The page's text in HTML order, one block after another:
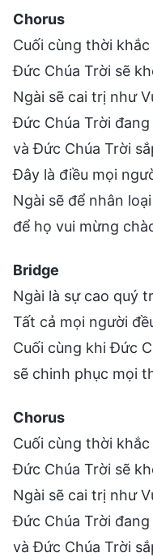
Chorus
Cuối cùng thời
Đức Chúa Trời sẽ
Ngài sẽ cai trị như
Đức Chúa Trời
và Đức Chúa Trời
Đây là điều mọi
Ngài sẽ để nhân
để họ vui mừng
Bridge
Ngài là sự cao quý
Tất cả mọi người
Cuối cùng khi Đức
sẽ chinh phục mọi
Chorus
Cuối cùng thời
Đức Chúa Trời sẽ
Ngài sẽ cai trị như
Đức Chúa Trời
và Đức Chúa Trời